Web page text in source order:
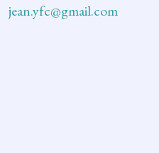
jean.yfc@gmail.com